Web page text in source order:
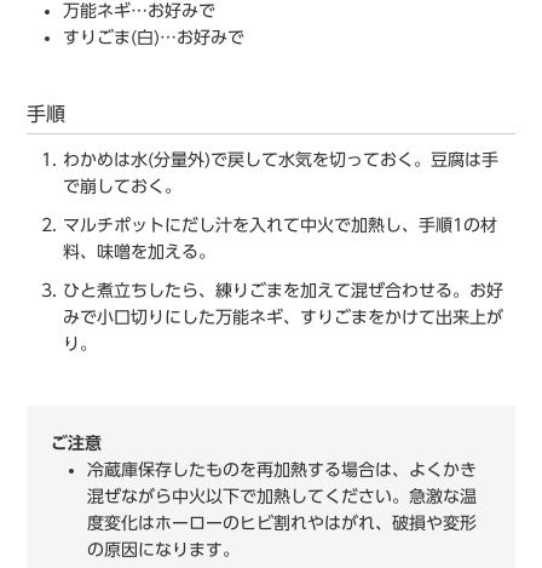
万能ネギ…お好みで
すりごま(白)…お好みで
手順
わかめは水(分量外)で戻して水気を切っておく。豆腐は手
で崩しておく。
マルチポットにだし汁を入れて中火で加熱し、手順1の材
料、味噌を加える。
ひと煮立ちしたら、練りごまを加えて混ぜ合わせる。お好
みで小口切りにした万能ネギ、すりごまをかけて出来上が
り。
ご注意
冷蔵庫保存したものを再加熱する場合は、よくかき
混ぜながら中火以下で加熱してください。急激な温
度変化はホーローのヒビ割れやはがれ、破損や変形
の原因になります。